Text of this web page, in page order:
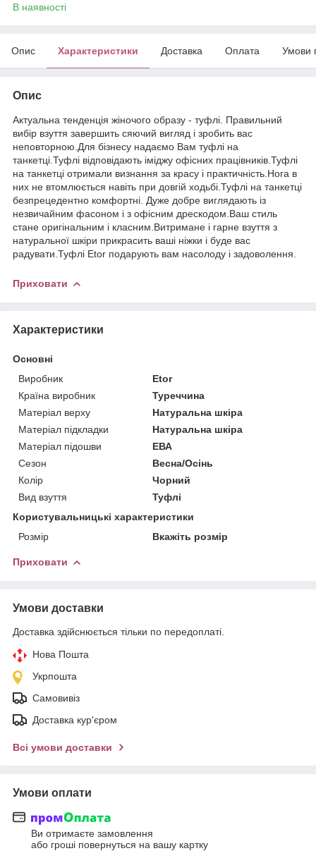
В наявності
Опис Характеристики Доставка Оплата Умови
Опис
Актуальна тенденція жіночого образу - туфлі. Правильний
вибір взуття завершить сяючий вигляд і зробить вас
неповторною.Для бізнесу надаємо Вам туфлі на
танкетці.Туфлі відповідають іміджу офісних працівників.Туфлі
на танкетці отримали визнання за красу і практичність.Нога в
них не втомлюється навіть при довгій ходьбі.Туфлі на танкетці
безпрецедентно комфортні. Дуже добре виглядають із
незвичайним фасоном і з офісним дрескодом.Ваш стиль
стане оригінальним і класним.Витримане і гарне взуття з
натуральної шкіри прикрасить ваші ніжки і буде вас
радувати.Туфлі Etor подарують вам насолоду і задоволення.
Приховати
Характеристики
Основні
Виробник
Etor
Країна виробник
Туреччина
Матеріал верху
Натуральна шкіра
Матеріал підкладки
Натуральна шкіра
Матеріал підошви
ЕВА
Сезон
Весна/Осінь
Колір
Чорний
Вид взуття
Туфлі
Користувальницькі характеристики
Розмір
Вкажіть розмір
Приховати
Умови доставки
Доставка здійснюється тільки по передоплаті.
Нова Пошта
Укрпошта
Самовивіз
Доставка кур'єром
Всі умови доставки
Умови оплати
Ви отримаєте замовлення
або гроші повернуться на вашу картку